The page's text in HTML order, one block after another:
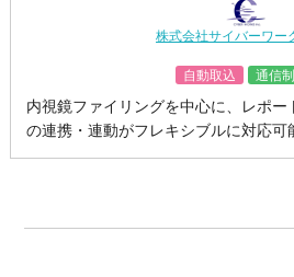
株式会社サイバーワー
自動取込 通信
内視鏡ファイリングを中心に、レポー
の連携・連動がフレキシブルに対応可